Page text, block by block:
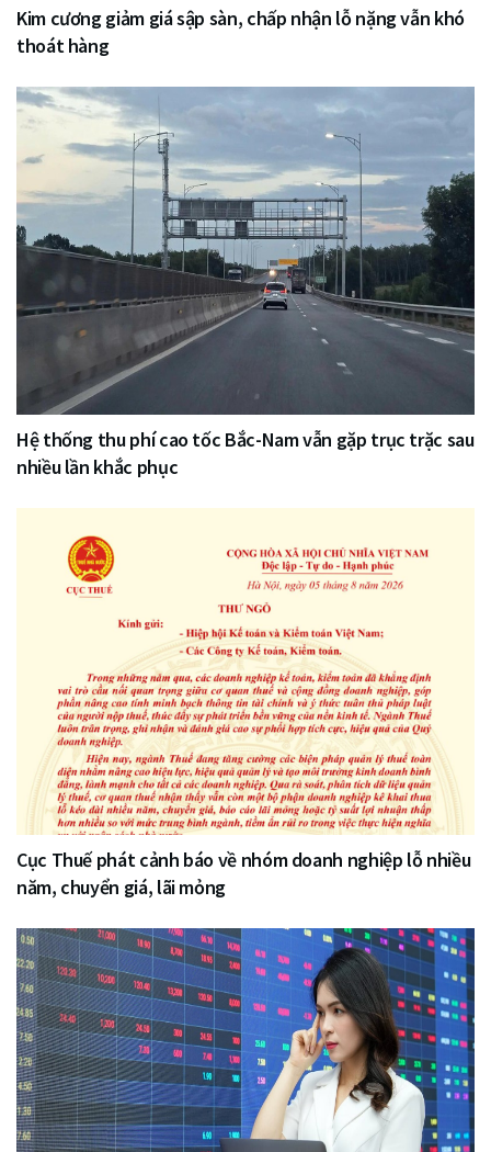
Kim cương giảm giá sập sàn, chấp nhận lỗ nặng vẫn khó
thoát hàng
Hệ thống thu phí cao tốc Bắc-Nam vẫn gặp trục trặc sau
nhiều lần khắc phục
Cục Thuế phát cảnh báo về nhóm doanh nghiệp lỗ nhiều
năm, chuyển giá, lãi mỏng